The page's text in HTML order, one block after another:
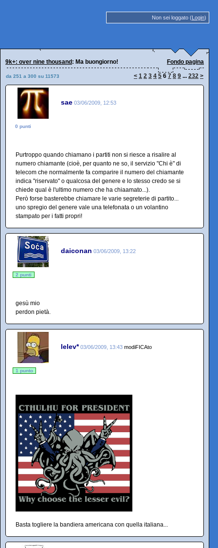
Non sei loggato (Login)
9k+: over nine thousand : Ma buongiorno! Fondo pagina
da 251 a 300 su 11573 < 1 2 3 4 5 6 7 8 9 ... 232 >
sae 03/06/2009, 12:53
0 punti
Purtroppo quando chiamano i partiti non si riesce a risalire al
numero chiamante (cioè, per quanto ne so, il servizio "Chi è" di
telecom che normalmente fa comparire il numero del chiamante
indica "riservato" o qualcosa del genere e lo stesso credo se si
chiede qual è l'ultimo numero che ha chiaamato...).
Però forse basterebbe chiamare le varie segreterie di partito...
uno spregio del genere vale una telefonata o un volantino
stampato per i fatti propri!
daiconan 03/06/2009, 13:22
2 punti
gesù mio
perdon pietà.
lelev* 03/06/2009, 13:43 modiFICAto
1 punto
Basta togliere la bandiera americana con quella italiana...